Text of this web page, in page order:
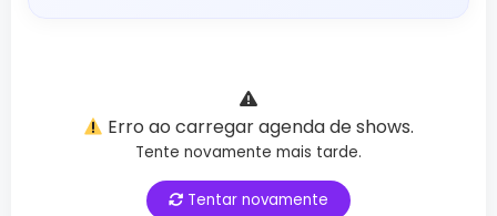
Erro ao carregar agenda de shows.
Tente novamente mais tarde.
Tentar novamente